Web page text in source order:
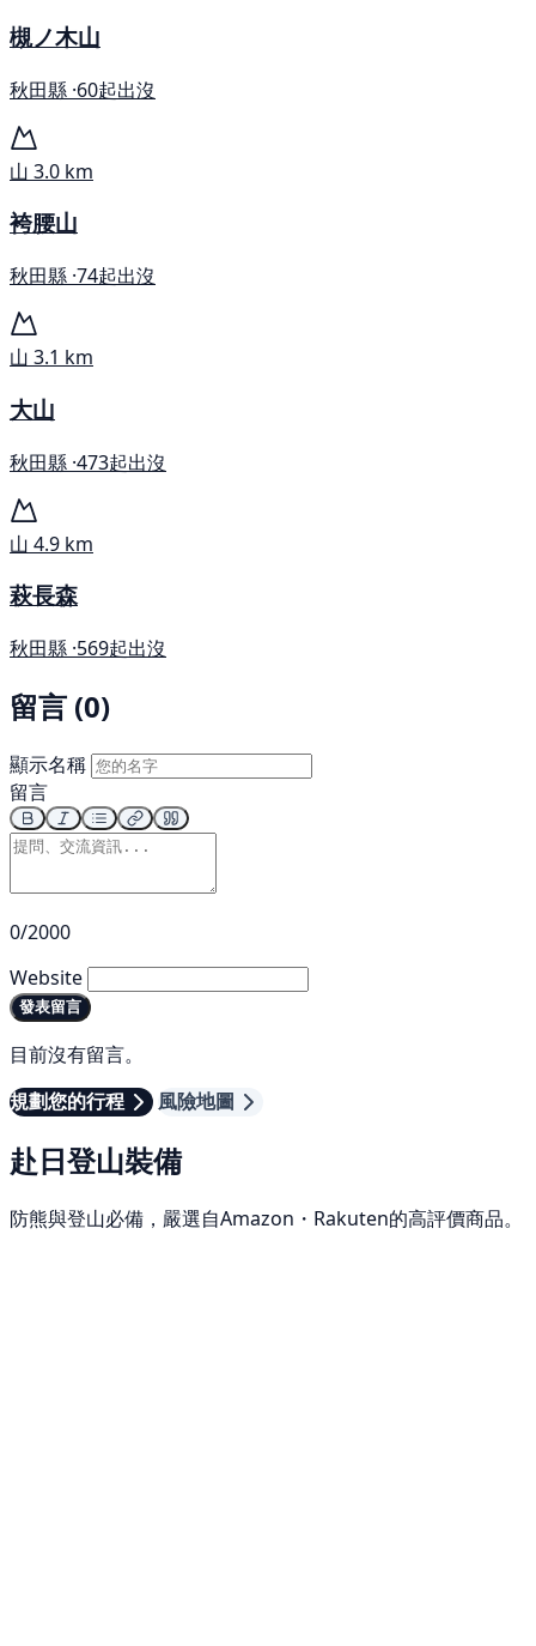
槻ノ木山
秋田縣 ·60起出沒
山 3.0 km
袴腰山
秋田縣 ·74起出沒
山 3.1 km
大山
秋田縣 ·473起出沒
山 4.9 km
萩長森
秋田縣 ·569起出沒
留言 (0)
顯示名稱
留言
0/2000
Website
發表留言
目前沒有留言。
規劃您的行程
風險地圖
赴日登山裝備
防熊與登山必備，嚴選自Amazon・Rakuten的高評價商品。